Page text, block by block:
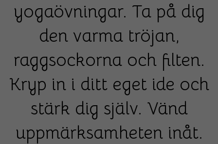
yogaövningar. Ta på dig
den varma tröjan,
raggsockorna och filten.
Kryp in i ditt eget ide och
stärk dig själv. Vänd
uppmärksamheten inåt.